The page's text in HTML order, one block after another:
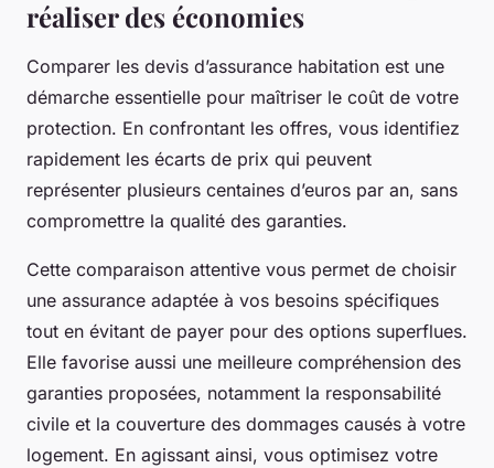
réaliser des économies
Comparer les devis d’assurance habitation est une
démarche essentielle pour maîtriser le coût de votre
protection. En confrontant les offres, vous identifiez
rapidement les écarts de prix qui peuvent
représenter plusieurs centaines d’euros par an, sans
compromettre la qualité des garanties.
Cette comparaison attentive vous permet de choisir
une assurance adaptée à vos besoins spécifiques
tout en évitant de payer pour des options superflues.
Elle favorise aussi une meilleure compréhension des
garanties proposées, notamment la responsabilité
civile et la couverture des dommages causés à votre
logement. En agissant ainsi, vous optimisez votre